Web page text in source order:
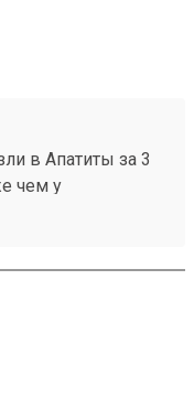
в Апатиты за 3
чем у